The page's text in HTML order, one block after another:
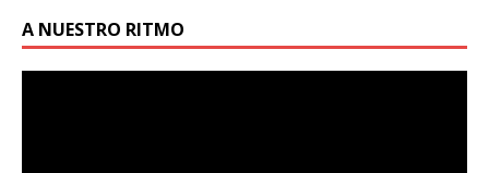
A NUESTRO RITMO